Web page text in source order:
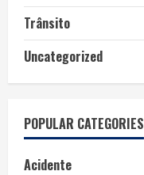
Trânsito
Uncategorized
POPULAR CATEGORIES
Acidente